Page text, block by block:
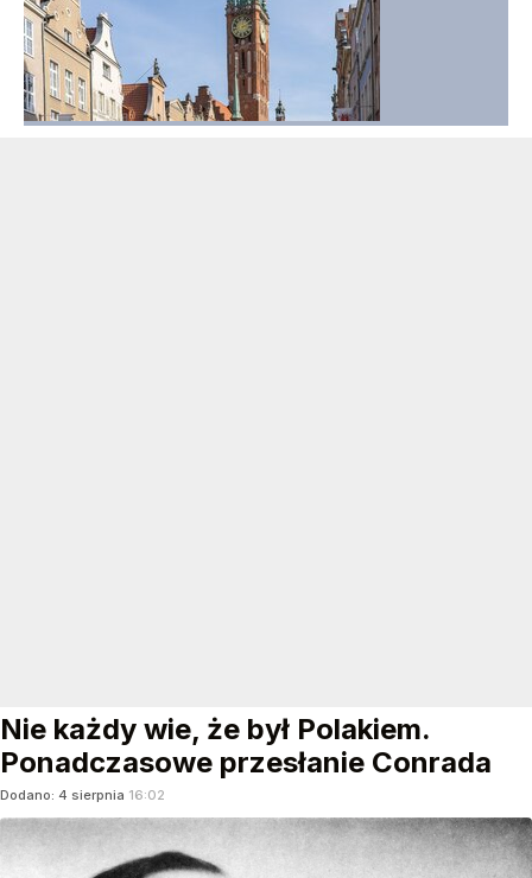
Nie każdy wie, że był Polakiem.
Ponadczasowe przesłanie Conrada
Dodano: 4 sierpnia 16:02